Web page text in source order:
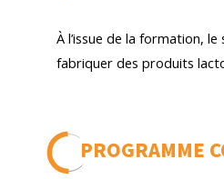
À l’issue de la formation,
fabriquer des produits
PROGRAMME